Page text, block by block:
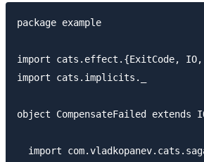
package example
import cats.effect.{ExitCode, IO,
import cats.implicits._
object CompensateFailed extends
import